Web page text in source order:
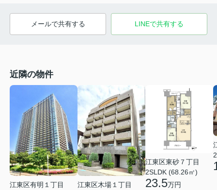
メールで共有する LINEで共有する
近隣の物件
江東区有明１丁目
江東区木場１丁目
江東区東砂７丁目
2SLDK (68.26㎡)
23.5万円